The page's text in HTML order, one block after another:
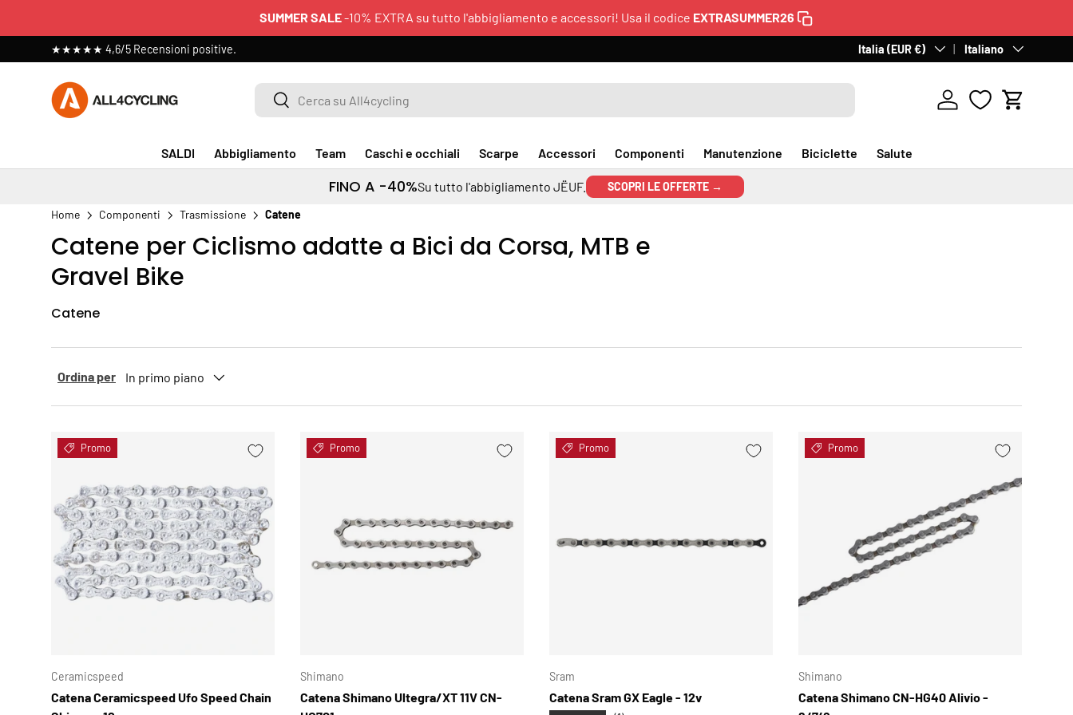
SUMMER SALE-10% EXTRA su tutto l'abbigliamento e accessori! Usa il codice EXTRASUMMER26
★★★★★ 4,6/5 Recensioni positive. Paese/Regione
Italia (EUR €) LinguaItaliano
Cerca su All4cycling
Cerca
Accedi Carrello
SALDI Abbigliamento Team Caschi e occhiali Scarpe Accessori Componenti Manutenzione Biciclette Salute
FINO A -40%Su tutto l'abbigliamento JËUF. SCOPRI LE OFFERTE →
Home Componenti Trasmissione Catene
Catene per Ciclismo adatte a Bici da Corsa, MTB e
Gravel Bike
Catene
Ordina per In primo piano
Promo
Ceramicspeed
Catena Ceramicspeed Ufo Speed Chain
Promo
Shimano
Catena Shimano Ultegra/XT 11V CN-
Promo
Sram
Catena Sram GX Eagle - 12v
Promo
Shimano
Catena Shimano CN-HG40 Alivio -